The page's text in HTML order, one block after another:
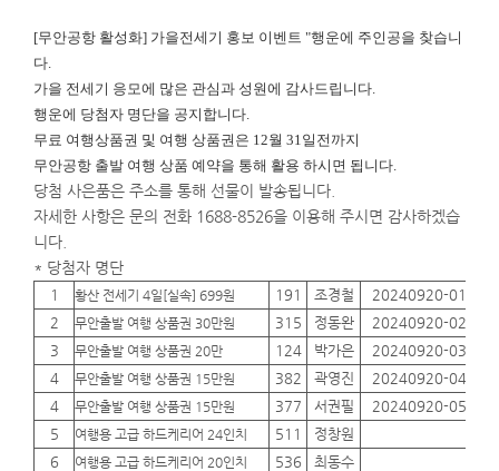
[무안공항 활성화] 가을전세기 홍보 이벤트 "행운에 주인공을 찾습니
다.
가을 전세기 응모에 많은 관심과 성원에 감사드립니다.
행운에 당첨자 명단을 공지합니다.
무료 여행상품권 및 여행 상품권은 12월 31일전까지
무안공항 출발 여행 상품 예약을 통해 활용 하시면 됩니다.
당첨 사은품은 주소를 통해 선물이 발송됩니다.
자세한 사항은 문의 전화 1688-8526을 이용해 주시면 감사하겠습
니다.
* 당첨자 명단
1 황산 전세기 4일[실속] 699원 191 조경철 20240920-01
2
무안출발 여행 상품권 30만원 315 정동완 20240920-02
3
무안출발 여행 상품권 20만 124 박가은 20240920-03
4
무안출발 여행 상품권 15만원 382 곽영진 20240920-04
4
무안출발 여행 상품권 15만원 377 서권필 20240920-05
5
여행용 고급 하드케리어 24인치 511 정창원
6
여행용 고급 하드케리어 20인치 536 최동수